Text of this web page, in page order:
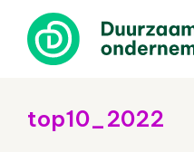
top10_2022